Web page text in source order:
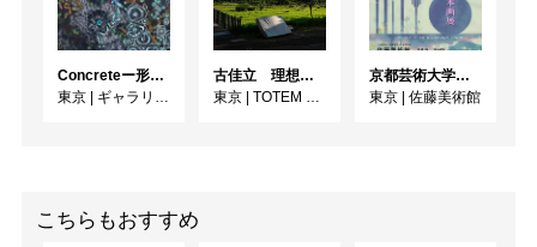
Concreteー形への思いー
東京
ギャラリー絵夢
古佳⽴ 理想と荒野のあいだ
東京
TOTEM POLE PHOTO GALLERY
京都芸術大学通信教育課程 ゆうゆう会日本画展
東京
佐藤美術館
こちらもおすすめ